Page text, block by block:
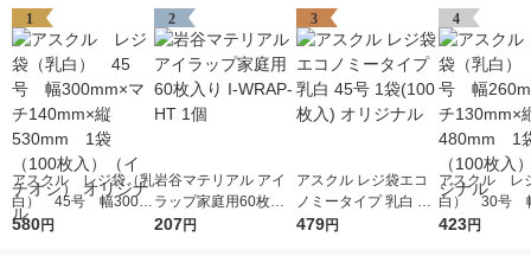
1
アスクル レジ袋（乳
白） 45号 幅300m
m×マチ140mm×縦53
580円
2
岩谷マテリアル アイ
ラップ家庭用60枚入
り I-WRAP-HT 1個
207円
3
アスクル レジ袋エコ
ノミータイプ 乳白 45
号 1袋(100枚入) オリ
479円
4
アスクル レ
白） 30号
m×マチ
423円